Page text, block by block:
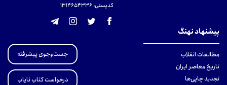
کدپستی: 131465433۶
پیشنهاد نهنگ
مطالعات انقلاب
تاریخ معاصر ایران
تجدید چاپی‌ها
جست‌وجوی پیشرفته
درخواست کتاب نایاب